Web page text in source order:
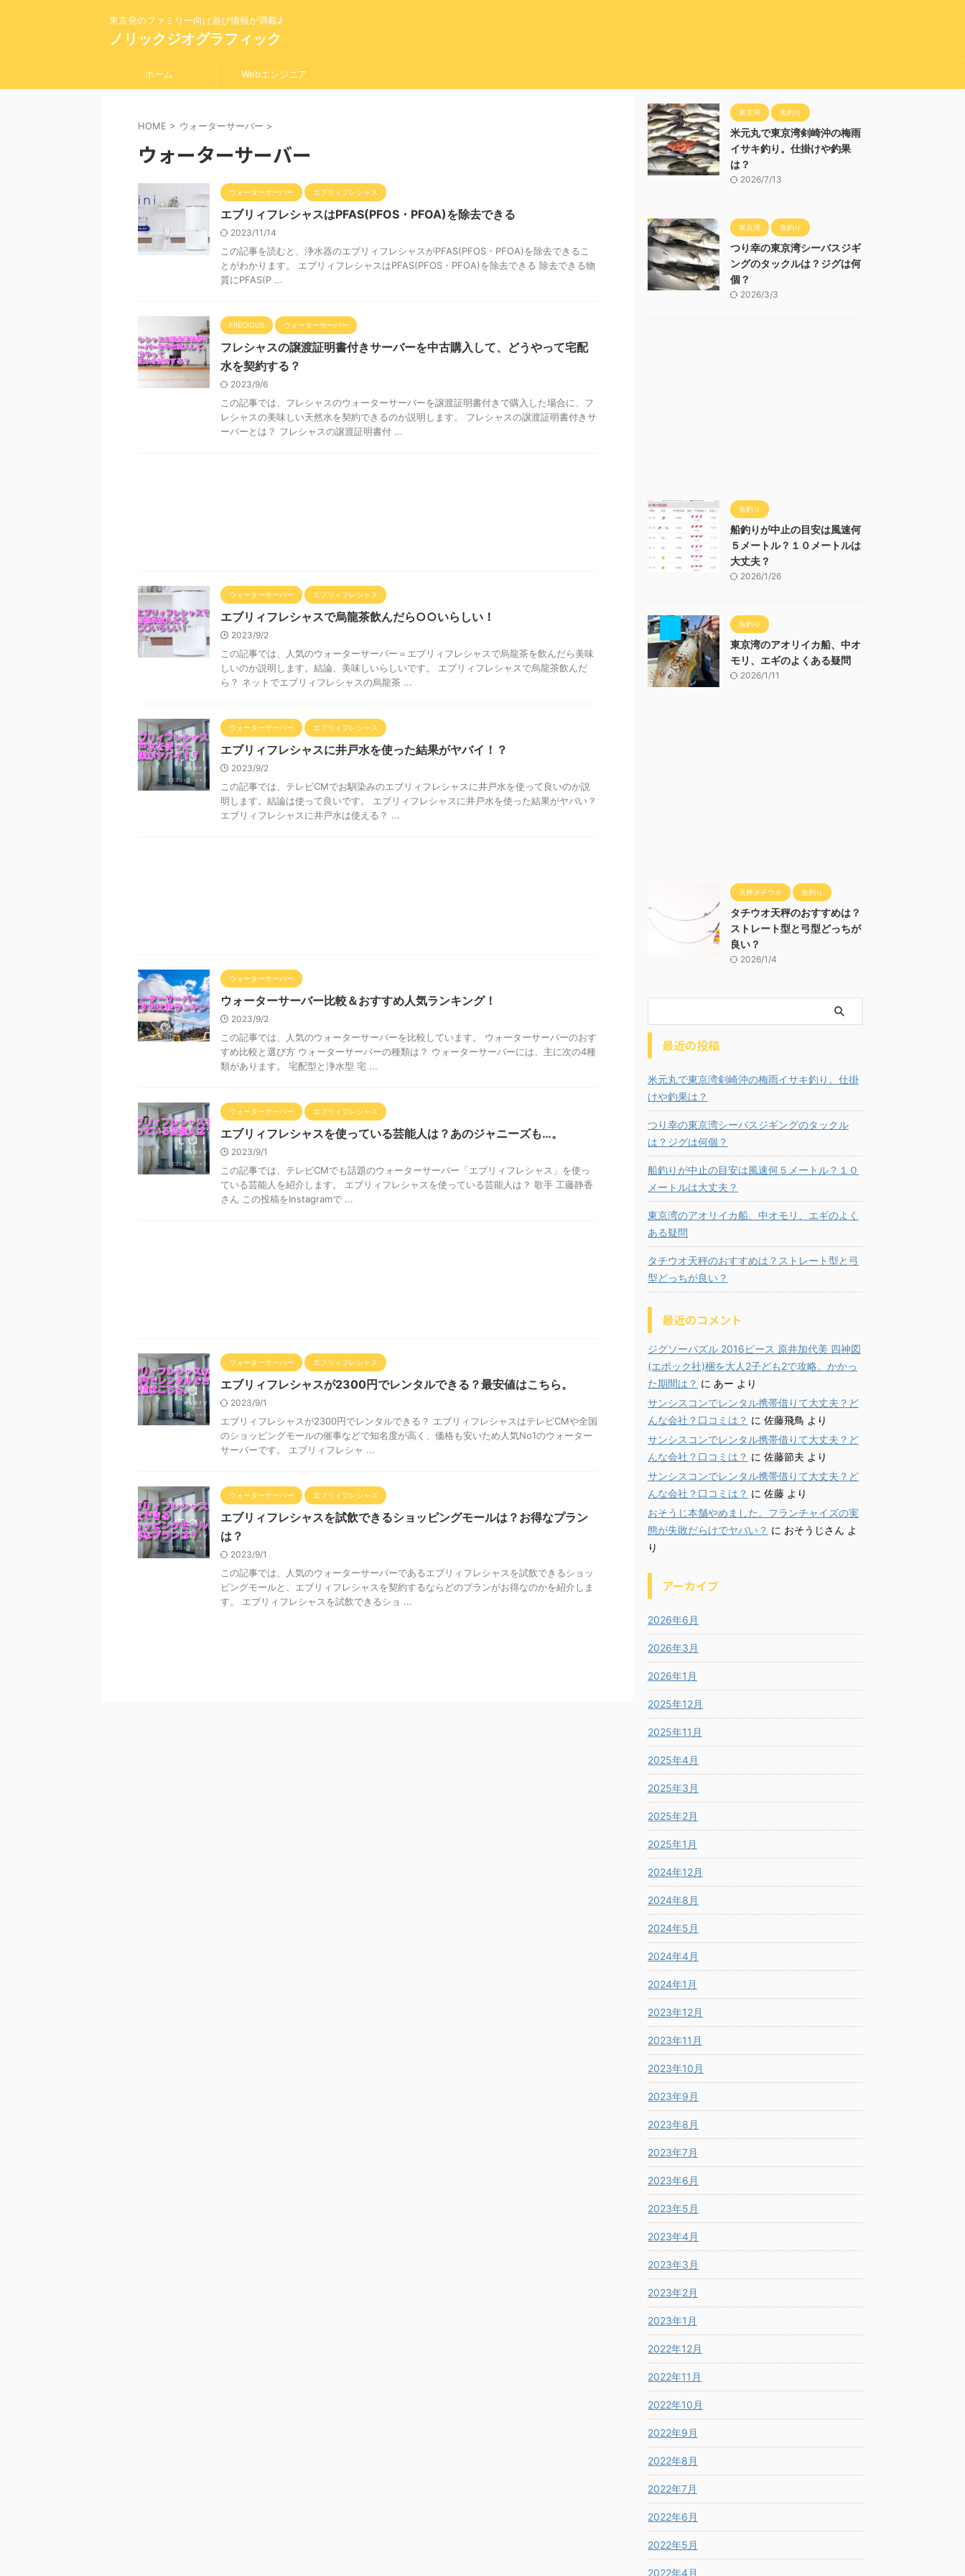
東京発のファミリー向け遊び情報が満載♪
ノリックジオグラフィック
ホーム Webエンジニア
HOME > ウォーターサーバー >
ウォーターサーバー
ウォーターサーバー エブリィフレシャス
エブリィフレシャスはPFAS(PFOS・PFOA)を除去できる
2023/11/14
この記事を読むと、浄水器のエブリィフレシャスがPFAS(PFOS・PFOA)を除去できるこ
とがわかります。 エブリィフレシャスはPFAS(PFOS・PFOA)を除去できる 除去できる物
質にPFAS(P ...
FRECIOUS ウォーターサーバー
フレシャスの譲渡証明書付きサーバーを中古購入して、どうやって宅配
水を契約する？
2023/9/6
この記事では、フレシャスのウォーターサーバーを譲渡証明書付きで購入した場合に、フ
レシャスの美味しい天然水を契約できるのか説明します。 フレシャスの譲渡証明書付きサ
ーバーとは？ フレシャスの譲渡証明書付 ...
ウォーターサーバー エブリィフレシャス
エブリィフレシャスで烏龍茶飲んだら○○いらしい！
2023/9/2
この記事では、人気のウォーターサーバー＝エブリィフレシャスで烏龍茶を飲んだら美味
しいのか説明します。結論、美味しいらしいです。 エブリィフレシャスで烏龍茶飲んだ
ら？ ネットでエブリィフレシャスの烏龍茶 ...
ウォーターサーバー エブリィフレシャス
エブリィフレシャスに井戸水を使った結果がヤバイ！？
2023/9/2
この記事では、テレビCMでお馴染みのエブリィフレシャスに井戸水を使って良いのか説
明します。結論は使って良いです。 エブリィフレシャスに井戸水を使った結果がヤバい？
エブリィフレシャスに井戸水は使える？ ...
ウォーターサーバー
ウォーターサーバー比較＆おすすめ人気ランキング！
2023/9/2
この記事では、人気のウォーターサーバーを比較しています。 ウォーターサーバーのおす
すめ比較と選び方 ウォーターサーバーの種類は？ ウォーターサーバーには、主に次の4種
類があります。 宅配型と浄水型 宅 ...
ウォーターサーバー エブリィフレシャス
エブリィフレシャスを使っている芸能人は？あのジャニーズも…。
2023/9/1
この記事では、テレビCMでも話題のウォーターサーバー「エブリィフレシャス」を使っ
ている芸能人を紹介します。 エブリィフレシャスを使っている芸能人は？ 歌手 工藤静香
さん この投稿をInstagramで ...
ウォーターサーバー エブリィフレシャス
エブリィフレシャスが2300円でレンタルできる？最安値はこちら。
2023/9/1
エブリィフレシャスが2300円でレンタルできる？ エブリィフレシャスはテレビCMや全国
のショッピングモールの催事などで知名度が高く、価格も安いため人気No1のウォーター
サーバーです。 エブリィフレシャ ...
ウォーターサーバー エブリィフレシャス
エブリィフレシャスを試飲できるショッピングモールは？お得なプラン
は？
2023/9/1
この記事では、人気のウォーターサーバーであるエブリィフレシャスを試飲できるショッ
ピングモールと、エブリィフレシャスを契約するならどのプランがお得なのかを紹介しま
す。 エブリィフレシャスを試飲できるショ ...
東京湾 魚釣り
米元丸で東京湾剣崎沖の梅雨
イサキ釣り。仕掛けや釣果
は？
2026/7/13
東京湾 魚釣り
つり幸の東京湾シーバスジギ
ングのタックルは？ジグは何
個？
2026/3/3
魚釣り
船釣りが中止の目安は風速何
５メートル？１０メートルは
大丈夫？
2026/1/26
魚釣り
東京湾のアオリイカ船、中オ
モリ、エギのよくある疑問
2026/1/11
天秤タチウオ 魚釣り
タチウオ天秤のおすすめは？
ストレート型と弓型どっちが
良い？
2026/1/4
最近の投稿
米元丸で東京湾剣崎沖の梅雨イサキ釣り。仕掛
けや釣果は？
つり幸の東京湾シーバスジギングのタックル
は？ジグは何個？
船釣りが中止の目安は風速何５メートル？１０
メートルは大丈夫？
東京湾のアオリイカ船、中オモリ、エギのよく
ある疑問
タチウオ天秤のおすすめは？ストレート型と弓
型どっちが良い？
最近のコメント
ジグソーパズル 2016ピース 原井加代美 四神図
(エポック社)梱を大人2子ども2で攻略。かかっ
た期間は？ に あー より
サンシスコンでレンタル携帯借りて大丈夫？ど
んな会社？口コミは？ に 佐藤飛鳥 より
サンシスコンでレンタル携帯借りて大丈夫？ど
んな会社？口コミは？ に 佐藤節夫 より
サンシスコンでレンタル携帯借りて大丈夫？ど
んな会社？口コミは？ に 佐藤 より
おそうじ本舗やめました。フランチャイズの実
態が失敗だらけでヤバい？ に おそうじさん よ
り
アーカイブ
2026年6月
2026年3月
2026年1月
2025年12月
2025年11月
2025年4月
2025年3月
2025年2月
2025年1月
2024年12月
2024年8月
2024年5月
2024年4月
2024年1月
2023年12月
2023年11月
2023年10月
2023年9月
2023年8月
2023年7月
2023年6月
2023年5月
2023年4月
2023年3月
2023年2月
2023年1月
2022年12月
2022年11月
2022年10月
2022年9月
2022年8月
2022年7月
2022年6月
2022年5月
2022年4月